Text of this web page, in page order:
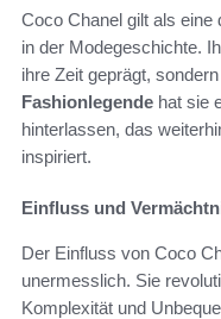
Coco Chanel gilt als
in der Modegeschichte.
ihre Zeit geprägt,
Fashionlegende hat sie
hinterlassen, das
inspiriert.
Einfluss und
Der Einfluss von Coco
unermesslich. Sie
Komplexität und